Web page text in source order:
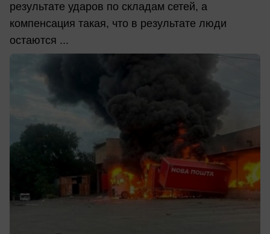
результате ударов по складам сетей, а
компенсация такая, что в результате люди
остаются ...